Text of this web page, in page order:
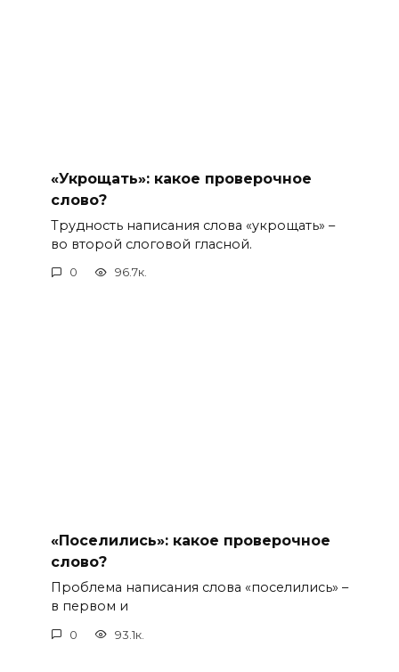
«Укрощать»: какое проверочное
слово?
Трудность написания слова «укрощать» –
во второй слоговой гласной.
0 96.7к.
«Поселились»: какое проверочное
слово?
Проблема написания слова «поселились» –
в первом и
0 93.1к.